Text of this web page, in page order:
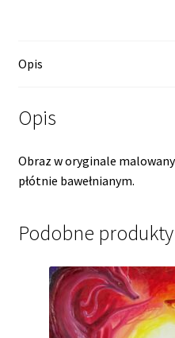
Opis
Opis
Obraz w oryginale
płótnie bawełnianym.
Podobne produkty